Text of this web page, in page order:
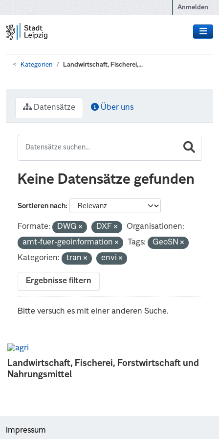
Anmelden
Kategorien Landwirtschaft, Fischerei,...
Landwirtschaft, Fischerei, Forstwirtschaft und
Nahrungsmittel
Datensätze Über uns
Keine Datensätze gefunden
Sortieren nach
Formate: DWG DXF
Organisationen:
amt-fuer-geoinformation
Tags:
GeoSN
Kategorien:
tran envi
Ergebnisse filtern
Bitte versuch es mit einer anderen Suche.
Impressum